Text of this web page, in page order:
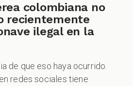
colombiana no
recientemente
ilegal en la
de que eso haya ocurrido.
redes sociales tiene